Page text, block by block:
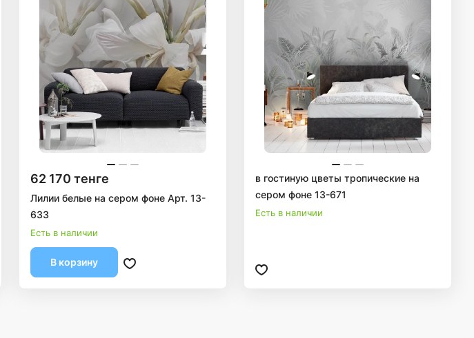
62 170 тенге
Лилии белые на сером фоне Арт. 13-
633
Есть в наличии
В корзину
в гостиную цветы тропические на
сером фоне 13-671
Есть в наличии